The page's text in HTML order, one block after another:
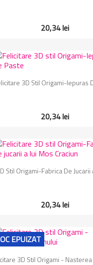
20,34 lei
3D Stil Origami-Iepuras
20,34 lei
Stil Origami-Fabrica De Jucarii
20,34 lei
3D Stil Origami -
EPUIZAT